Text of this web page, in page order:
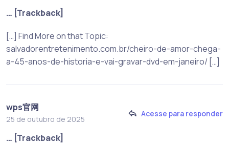
… [Trackback]
[…] Find More on that Topic:
salvadorentretenimento.com.br/cheiro-de-amor-chega-
a-45-anos-de-historia-e-vai-gravar-dvd-em-janeiro/ […]
wps官网
25 de outubro de 2025
Acesse para responder
… [Trackback]